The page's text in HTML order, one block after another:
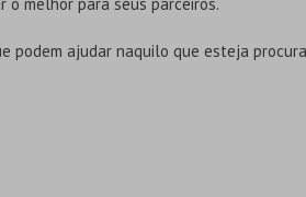
podem ajudar naquilo que esteja